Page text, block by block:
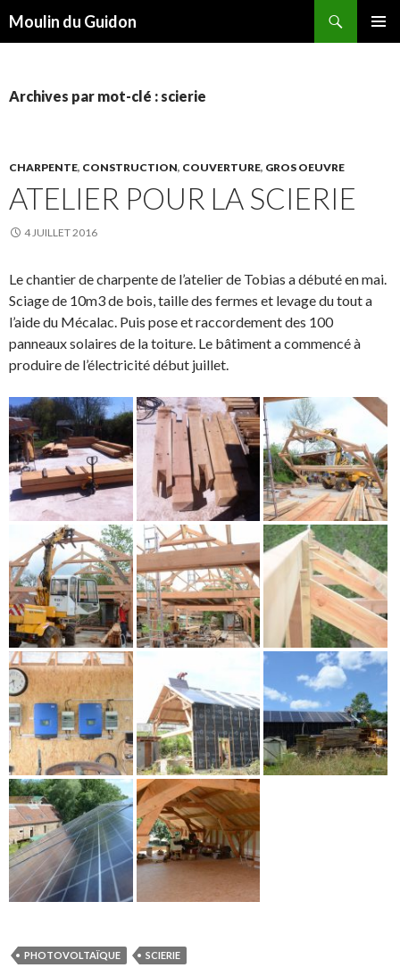
Moulin du Guidon
Archives par mot-clé : scierie
CHARPENTE, CONSTRUCTION, COUVERTURE, GROS OEUVRE
ATELIER POUR LA SCIERIE
4 JUILLET 2016
Le chantier de charpente de l’atelier de Tobias a débuté en mai.
Sciage de 10m3 de bois, taille des fermes et levage du tout a
l’aide du Mécalac. Puis pose et raccordement des 100
panneaux solaires de la toiture. Le bâtiment a commencé à
produire de l’électricité début juillet.
PHOTOVOLTAÏQUE SCIERIE